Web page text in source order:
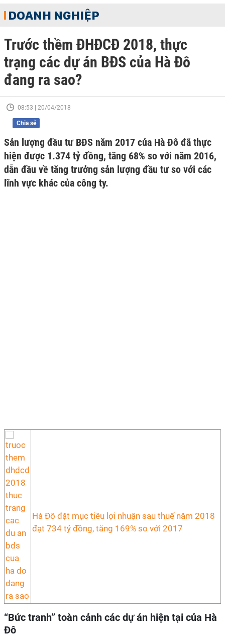
DOANH NGHIỆP
Trước thềm ĐHĐCĐ 2018, thực
trạng các dự án BĐS của Hà Đô
đang ra sao?
08:53 | 20/04/2018
Chia sẻ
Sản lượng đầu tư BĐS năm 2017 của Hà Đô đã thực
hiện được 1.374 tỷ đồng, tăng 68% so với năm 2016,
dẫn đầu về tăng trưởng sản lượng đầu tư so với các
lĩnh vực khác của công ty.
Hà Đô đặt mục tiêu lợi nhuận sau thuế năm 2018
đạt 734 tỷ đồng, tăng 169% so với 2017
“Bức tranh” toàn cảnh các dự án hiện tại của Hà
Đô